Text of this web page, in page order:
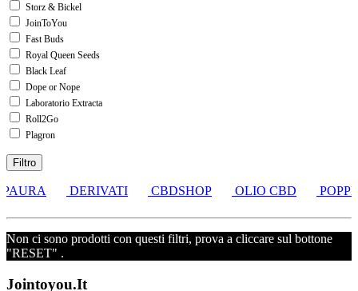
Storz & Bickel
JoinToYou
Fast Buds
Royal Queen Seeds
Black Leaf
Dope or Nope
Laboratorio Extracta
Roll2Go
Plagron
Filtro
DERIVATI CBDSHOP OLIO CBD
Non ci sono prodotti con questi filtri, prova a cliccare sul bottone
"RESET" .
Jointoyou.It